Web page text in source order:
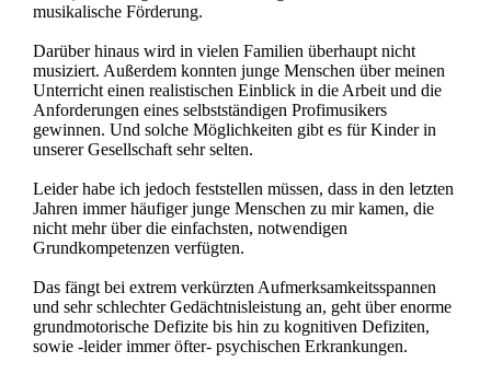
musikalische Förderung.
Darüber hinaus wird in vielen Familien überhaupt nicht
musiziert. Außerdem konnten junge Menschen über meinen
Unterricht einen realistischen Einblick in die Arbeit und die
Anforderungen eines selbstständigen Profimusikers
gewinnen. Und solche Möglichkeiten gibt es für Kinder in
unserer Gesellschaft sehr selten.
Leider habe ich jedoch feststellen müssen, dass in den letzten
Jahren immer häufiger junge Menschen zu mir kamen, die
nicht mehr über die einfachsten, notwendigen
Grundkompetenzen verfügten.
Das fängt bei extrem verkürzten Aufmerksamkeitsspannen
und sehr schlechter Gedächtnisleistung an, geht über enorme
grundmotorische Defizite bis hin zu kognitiven Defiziten,
sowie -leider immer öfter- psychischen Erkrankungen.